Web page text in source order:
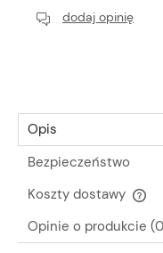
dodaj opinię
Opis
Bezpieczeństwo
Koszty dostawy
Cena nie zawiera
Opinie o produkcie